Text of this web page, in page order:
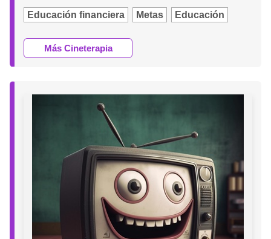
Educación financiera Metas Educación
Más Cineterapia